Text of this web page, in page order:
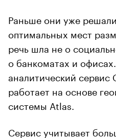
Раньше они уже
оптимальных мест
речь шла не о
о банкоматах и
аналитический сервис
работает на основе
системы Atlas.
Сервис учитывает